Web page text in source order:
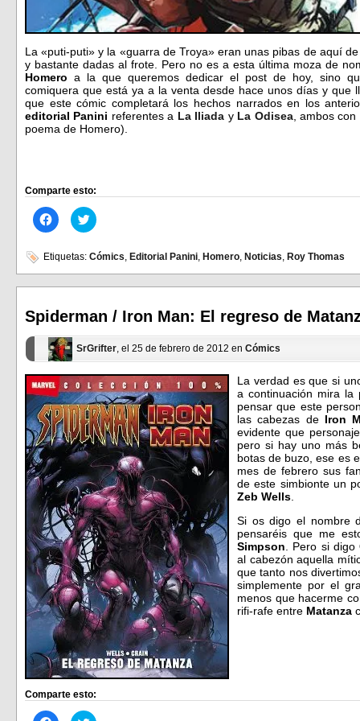
La «puti-puti» y la «guarra de Troya» eran unas pibas de aquí
y bastante dadas al frote. Pero no es a esta última moza de
Homero a la que queremos dedicar el post de hoy, sino
comiquera que está ya a la venta desde hace unos días y que
que este cómic completará los hechos narrados en los
editorial Panini referentes a La Iliada y La Odisea, ambos
poema de Homero).
Comparte esto:
Haz
clic
en
Facebook
(Se
abre
ventana
nueva)
Haz
clic
en
(Se
abre
ventana
nueva)
Etiquetas: Cómics, Editorial Panini, Homero, Noticias, Roy Thomas
Spiderman / Iron Man: El regreso de
SrGrifter, el 25 de febrero de 2012 en Cómics
La verdad es que si
a continuación mira la
pensar que este
las cabezas de Iron
evidente que
pero si hay uno más
botas de buzo, ese es
mes de febrero sus
de este simbionte un
Zeb Wells
Si os digo el nombre
pensaréis que me
Simpson . Pero si digo
al cabezón aquella
que tanto nos
simplemente por el
menos que hacerme
rifi-rafe entre Matanza
Comparte esto: